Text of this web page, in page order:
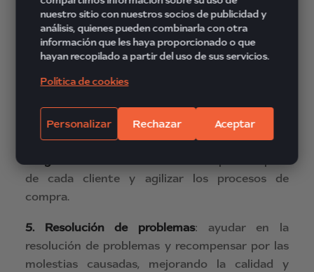
revisar el stock, y proveer de una calidad de
producto inesperada.
3. Experiencia de marca: disponer de una tienda
con un ambiente estimulante, un producto
es especial y que siempre se puede llegar a un
acuerdo.
de cada cliente y agilizar los procesos de
compra.
5. Resolución de problemas: ayudar en la
resolución de problemas y recompensar por las
molestias causadas, mejorando la calidad y
nuestro sitio con nuestros socios de publicidad y
análisis, quienes pueden combinarla con otra
información que les haya proporcionado o que
hayan recopilado a partir del uso de sus servicios.
Política de cookies
Personalizar Rechazar Aceptar